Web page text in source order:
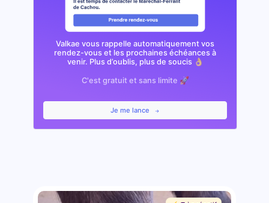
Valkae vous rappelle automatiquement vos
rendez-vous et les prochaines échéances à
venir. Plus d’oublis, plus de soucis 👌🏼
C'est gratuit et sans limite 🚀
Je me lance